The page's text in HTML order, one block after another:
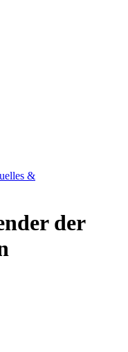
&
der